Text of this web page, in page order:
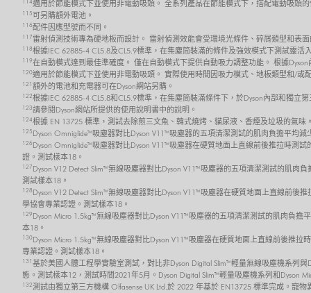
114適用於節能模式下並使用非電動吸頭。 全系列產品在節能模式下，搭配電動吸頭
115可另購額外電池。
116配件因應型號而不同。
117 雷射偵測技術專為硬地板而設計。 雷射偵測效能會受環境光條件、碎屑類型和表
118根據IEC 62885-4 CL5.8及CL5.9標準，在集塵筒裝滿的條件及強效模式下測試靈
119在自動模式達到最佳準確度。 僅在自動模式下提供自動吸力調整功能。 根據
120適用於節能模式下並使用非電動吸頭。 實際使用時間因吸力模式、地板類型和/或
121 額外的電池和充電器可在Dyson網站另購。
122根據IEC 62885-4 CL5.8和CL5.9標準，在集塵筒裝滿條件下，於Dyson內部和獨
123請參閱Dyson網站所提供的使用說明書中的說明。
124根據 EN 13725 標準，測試去除煎三文魚、韓式燒烤、貓尿液、香煙及垃圾的氣味
125 Dyson Omniglide™吸塵器對比Dyson V11™吸塵器的五項清潔測試的肌肉負擔平均
126 Dyson Omniglide™吸塵器對比Dyson V11™吸塵器在硬質地面上直線前後推拉時測
證。測試樣本18。
127 Dyson V12 Detect Slim™ 無線吸塵器對比Dyson V11™吸塵器的五項清潔測試的肌
測試樣本18。
128 Dyson V12 Detect Slim™ 無線吸塵器對比Dyson V11™吸塵器在硬質地面上直線前
學協會專業認證。測試樣本18。
129 Dyson Micro 1.5kg™ 無線吸塵器對比Dyson V11™吸塵器的五項清潔測試的肌肉負
本18。
130Dyson Micro 1.5kg™ 無線吸塵器對比Dyson V11™吸塵器在硬質地面上直線前後推
專業認證。測試樣本18。
131 基於美國人體工程學實驗室測試，對比非Dyson Digital Slim™ 輕量無線吸塵機系列
態。測試樣本12，測試時間2021年5月。Dyson Digital Slim™ 輕量吸塵機系列和Dyson
132 測試由獨立第三方機構 Olfasense UK Ltd.於 2022 年基於 EN13725 標準完成。